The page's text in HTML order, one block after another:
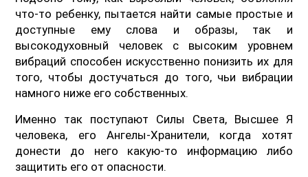
что-то ребенку, пытается найти самые простые и
доступные ему слова и образы, так и
высокодуховный человек с высоким уровнем
вибраций способен искусственно понизить их для
того, чтобы достучаться до того, чьи вибрации
намного ниже его собственных.
Именно так поступают Силы Света, Высшее Я
человека, его Ангелы-Хранители, когда хотят
донести до него какую-то информацию либо
защитить его от опасности.